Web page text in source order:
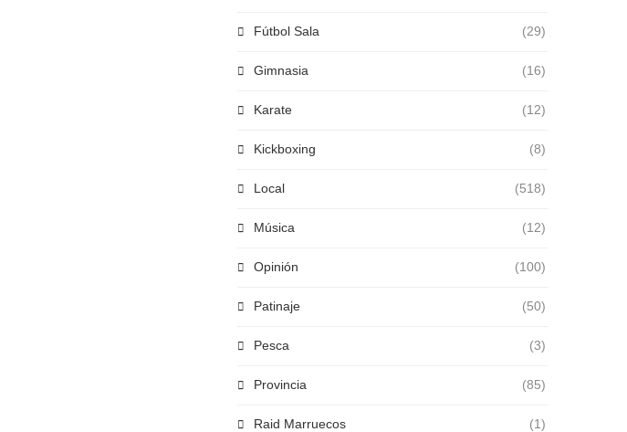
Fútbol Sala (29)
Gimnasia (16)
Karate (12)
Kickboxing (8)
Local (518)
Música (12)
Opinión (100)
Patinaje (50)
Pesca (3)
Provincia (85)
Raid Marruecos (1)